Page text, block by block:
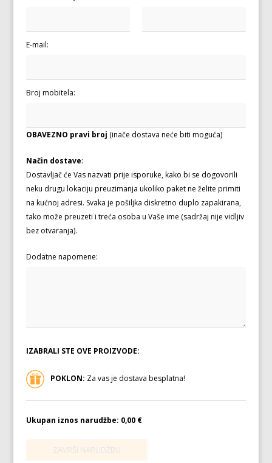
E-mail:
Broj mobitela:
OBAVEZNO pravi broj (inače dostava neće biti moguća)
Način dostave:
Dostavljač će Vas nazvati prije isporuke, kako bi se dogovorili
neku drugu lokaciju preuzimanja ukoliko paket ne želite primiti
na kućnoj adresi. Svaka je pošiljka diskretno duplo zapakirana,
tako može preuzeti i treća osoba u Vaše ime (sadržaj nije vidljiv
bez otvaranja).
Dodatne napomene:
IZABRALI STE OVE PROIZVODE:
POKLON: Za vas je dostava besplatna!
Ukupan iznos narudžbe: 0,00 €